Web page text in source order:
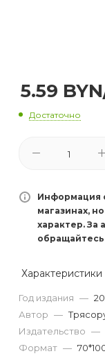
5.59 BYN
Достаточно
Информация
магазинах,
характер. За
Характеристики
Год издания —
Автор —
Издательство —
Формат —